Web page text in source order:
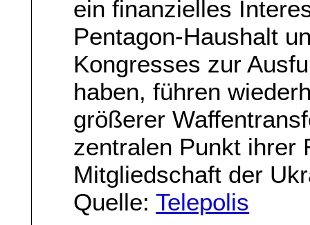
ein finanzielles
Pentagon-Haushalt
Kongresses zur
haben, führen
größerer
zentralen Punkt ihrer
Mitgliedschaft der
Quelle:Telepolis